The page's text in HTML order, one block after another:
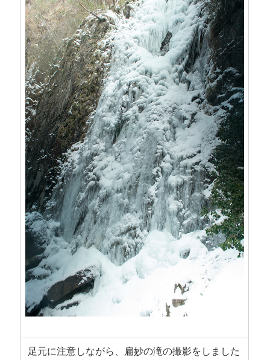
足元に注意しながら、扁妙の滝の撮影をしました